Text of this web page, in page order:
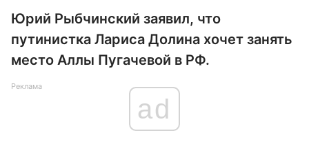
Юрий Рыбчинский заявил, что
путинистка Лариса Долина хочет занять
место Аллы Пугачевой в РФ.
Реклама
ad